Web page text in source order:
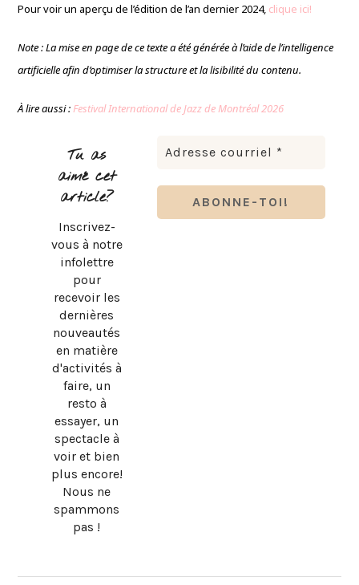
Pour voir un aperçu de l’édition de l’an dernier 2024, clique ici!
Note : La mise en page de ce texte a été générée à l’aide de l’intelligence
artificielle afin d’optimiser la structure et la lisibilité du contenu.
À lire aussi :Festival International de Jazz de Montréal 2026
Tu as
aimé cet
article?
Inscrivez-
vous à notre
infolettre
pour
recevoir les
dernières
nouveautés
en matière
d'activités à
faire, un
resto à
essayer, un
spectacle à
voir et bien
plus encore!
Nous ne
spammons
pas !